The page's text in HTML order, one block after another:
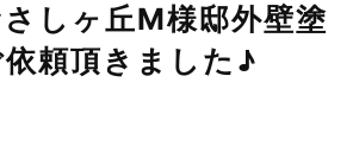
しヶ丘M様邸外壁塗
頼頂きました♪